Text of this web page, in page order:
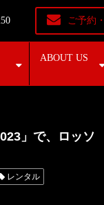
ご予約
ABOUT US
」で、ロッソ
レンタル